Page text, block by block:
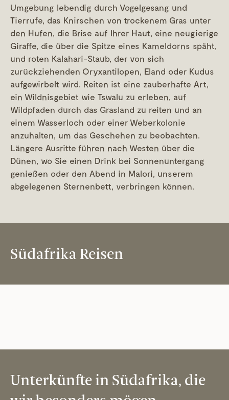
Umgebung lebendig durch Vogelgesang und
Tierrufe, das Knirschen von trockenem Gras unter
den Hufen, die Brise auf Ihrer Haut, eine neugierige
Giraffe, die über die Spitze eines Kameldorns späht,
und roten Kalahari-Staub, der von sich
zurückziehenden Oryxantilopen, Eland oder Kudus
aufgewirbelt wird. Reiten ist eine zauberhafte Art,
ein Wildnisgebiet wie Tswalu zu erleben, auf
Wildpfaden durch das Grasland zu reiten und an
einem Wasserloch oder einer Weberkolonie
anzuhalten, um das Geschehen zu beobachten.
Längere Ausritte führen nach Westen über die
Dünen, wo Sie einen Drink bei Sonnenuntergang
genießen oder den Abend in Malori, unserem
abgelegenen Sternenbett, verbringen können.
Südafrika Reisen
Unterkünfte in Südafrika, die